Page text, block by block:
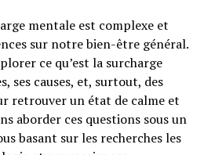
mentale est complexe et
sur notre bien-être général.
ce qu’est la surcharge
ses causes, et, surtout, des
retrouver un état de calme et
aborder ces questions sous un
basant sur les recherches les